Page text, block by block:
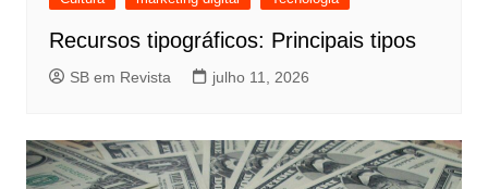
Recursos tipográficos: Principais tipos
SB em Revista julho 11, 2026